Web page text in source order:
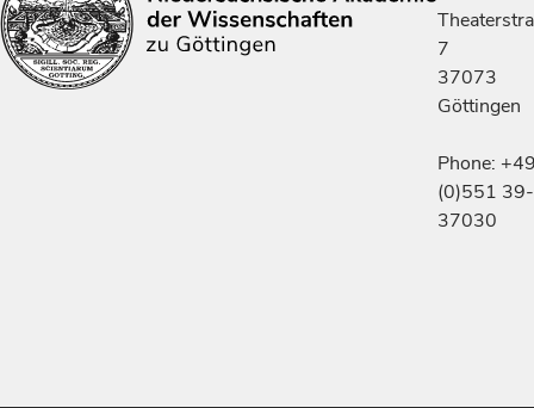
7
37073
Göttingen
Phone:
(0)551 39-
37030